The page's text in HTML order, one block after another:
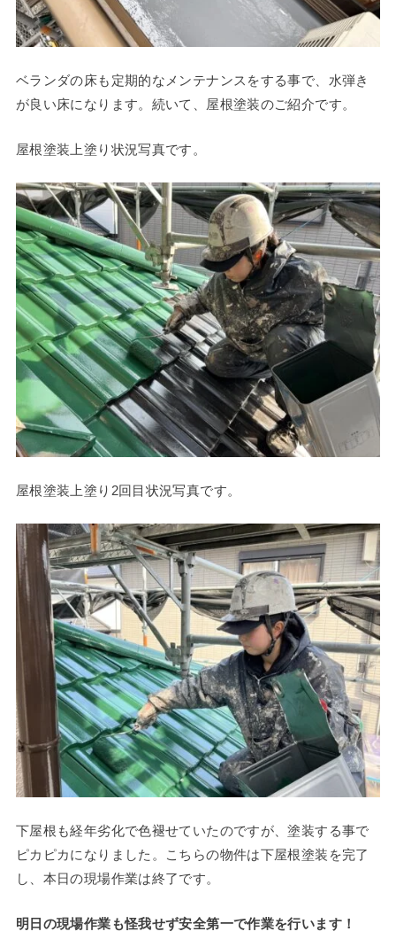
ベランダの床も定期的なメンテナンスをする事で、水弾き
が良い床になります。続いて、屋根塗装のご紹介です。
屋根塗装上塗り状況写真です。
屋根塗装上塗り2回目状況写真です。
下屋根も経年劣化で色褪せていたのですが、塗装する事で
ピカピカになりました。こちらの物件は下屋根塗装を完了
し、本日の現場作業は終了です。
明日の現場作業も怪我せず安全第一で作業を行います！